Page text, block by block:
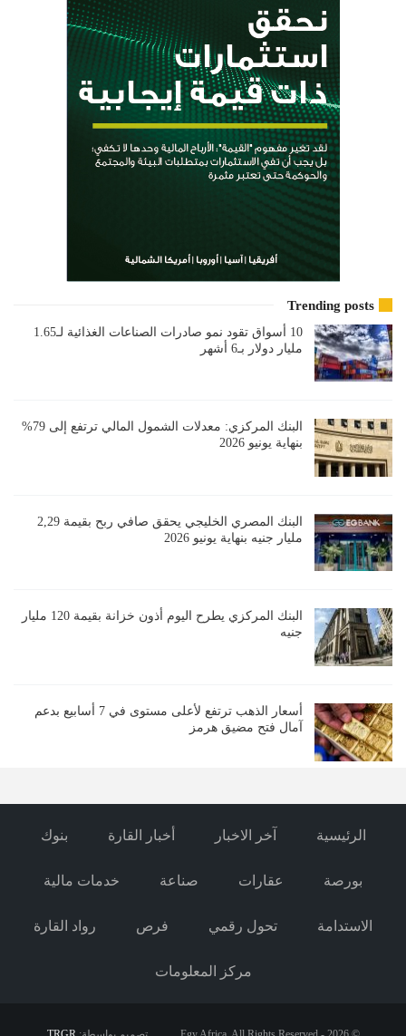
Trending posts
10 أسواق تقود نمو صادرات الصناعات الغذائية لـ1.65
مليار دولار بـ6 أشهر
البنك المركزي: معدلات الشمول المالي ترتفع إلى 79%
بنهاية يونيو 2026
البنك المصري الخليجي يحقق صافي ربح بقيمة 2,29
مليار جنيه بنهاية يونيو 2026
البنك المركزي يطرح اليوم أذون خزانة بقيمة 120 مليار
جنيه
أسعار الذهب ترتفع لأعلى مستوى في 7 أسابيع بدعم
آمال فتح مضيق هرمز
الرئيسية آخر الاخبار أخبار القارة بنوك
بورصة عقارات صناعة خدمات مالية
الاستدامة تحول رقمي فرص رواد القارة
مركز المعلومات